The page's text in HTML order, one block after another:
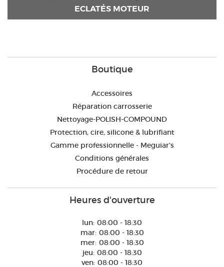
ECLATÉS MOTEUR
Boutique
Accessoires
Réparation carrosserie
Nettoyage-POLISH-COMPOUND
Protection, cire, silicone & lubrifiant
Gamme professionnelle - Meguiar's
Conditions générales
Procédure de retour
Heures d'ouverture
lun: 08:00 - 18:30
mar: 08:00 - 18:30
mer: 08:00 - 18:30
jeu: 08:00 - 18:30
ven: 08:00 - 18:30